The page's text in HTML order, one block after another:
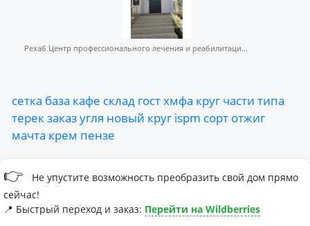
Рехаб Центр профессионального лечения и реабилитаци...
сетка база кафе склад гостхмфа круг части типа
терекзаказугля новый круг ispm сорт отжиг
мачта крем пензе
👉
Не упустите возможность преобразить свой дом прямо
сейчас!
📍 Быстрый переход и заказ: Перейти на Wildberries